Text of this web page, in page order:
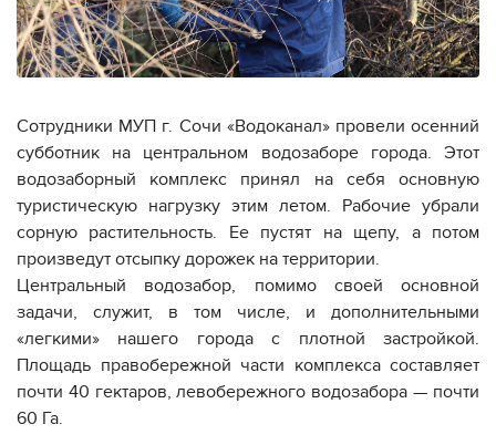
Сотрудники МУП г. Сочи «Водоканал» провели осенний
субботник на центральном водозаборе города. Этот
водозаборный комплекс принял на себя основную
туристическую нагрузку этим летом. Рабочие убрали
сорную растительность. Ее пустят на щепу, а потом
произведут отсыпку дорожек на территории.
Центральный водозабор, помимо своей основной
задачи, служит, в том числе, и дополнительными
«легкими» нашего города с плотной застройкой.
Площадь правобережной части комплекса составляет
почти 40 гектаров, левобережного водозабора — почти
60 Га.